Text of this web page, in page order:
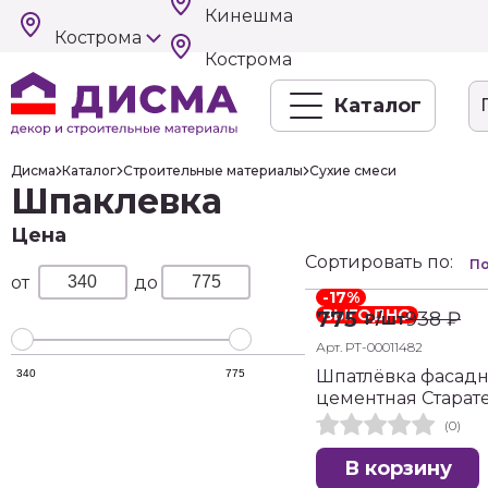
Кострома
Кинешма
Кострома
Каталог
Дисма Каталог Строительные материалы Сухие смеси
Шпаклевка
Цена
340 775
Сортировать по:
ВЫГОДНО
-17%
775₽/шт938₽
Арт. РТ-00011482
Шпатлёвка
цементная
(0)
В корзину